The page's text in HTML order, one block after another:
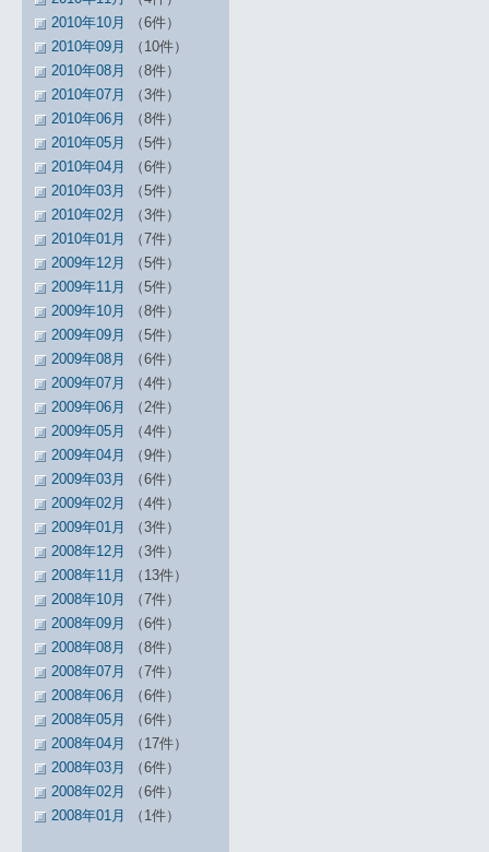
2010年10月
（6件）
2010年09月
（10件）
2010年08月
（8件）
2010年07月
（3件）
2010年06月
（8件）
2010年05月
（5件）
2010年04月
（6件）
2010年03月
（5件）
2010年02月
（3件）
2010年01月
（7件）
2009年12月
（5件）
2009年11月
（5件）
2009年10月
（8件）
2009年09月
（5件）
2009年08月
（6件）
2009年07月
（4件）
2009年06月
（2件）
2009年05月
（4件）
2009年04月
（9件）
2009年03月
（6件）
2009年02月
（4件）
2009年01月
（3件）
2008年12月
（3件）
2008年11月
（13件）
2008年10月
（7件）
2008年09月
（6件）
2008年08月
（8件）
2008年07月
（7件）
2008年06月
（6件）
2008年05月
（6件）
2008年04月
（17件）
2008年03月
（6件）
2008年02月
（6件）
2008年01月
（1件）